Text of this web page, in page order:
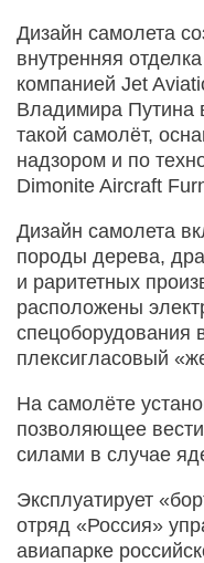
Дизайн самолета
внутренняя
компанией Jet
Владимира Путина
такой самолёт,
надзором и по
Dimonite Aircraft
Дизайн самолета
породы дерева,
и раритетных
расположены
спецоборудования
плексигласовый
На самолёте
позволяющее
силами в случае
Эксплуатирует
отряд «Россия»
авиапарке